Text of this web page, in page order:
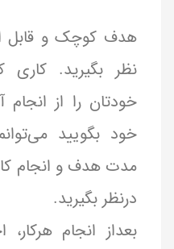
هدف کوچک و قابل
نظر بگیرید. کاری
خودتان را از
خود بگویید
مدت هدف‌ و انجام
درنظر بگیرید.
بعداز انجام